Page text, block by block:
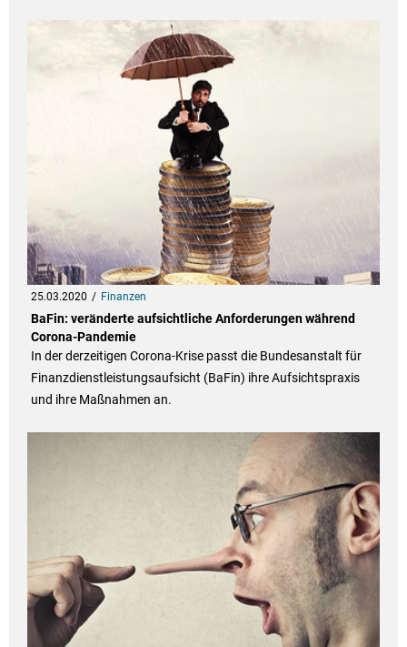
25.03.2020 Finanzen
BaFin: veränderte aufsichtliche Anforderungen während
Corona-Pandemie
In der derzeitigen Corona-Krise passt die Bundesanstalt für
Finanzdienstleistungsaufsicht (BaFin) ihre Aufsichtspraxis
und ihre Maßnahmen an.